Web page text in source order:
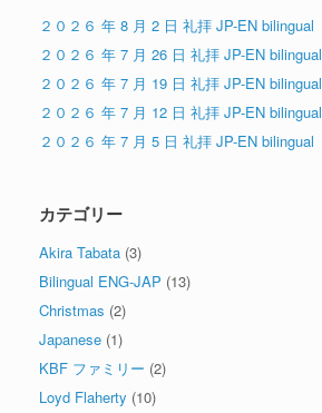
２０２６ 年 8 月 2 日 礼拝 JP-EN bilingual
２０２６ 年 7 月 26 日 礼拝 JP-EN bilingual
２０２６ 年 7 月 19 日 礼拝 JP-EN bilingual
２０２６ 年 7 月 12 日 礼拝 JP-EN bilingual
２０２６ 年 7 月 5 日 礼拝 JP-EN bilingual
カテゴリー
Akira Tabata (3)
Bilingual ENG-JAP (13)
Christmas (2)
Japanese (1)
KBF ファミリー (2)
Loyd Flaherty (10)